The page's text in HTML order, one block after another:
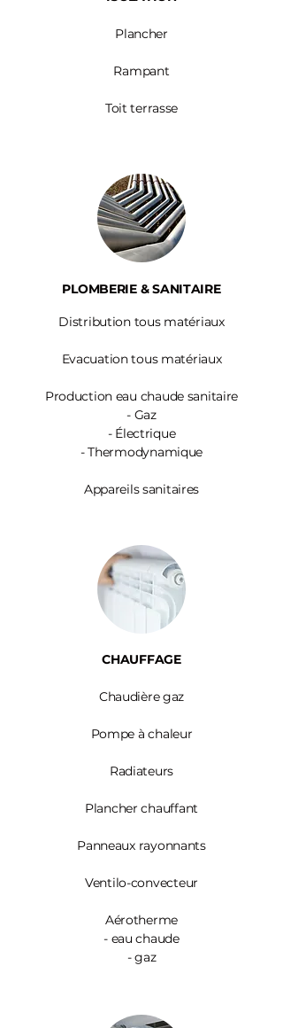
Plancher
Rampant
Toit terrasse
PLOMBERIE & SANITAIRE
Distribution tous matériaux
Evacuation tous matériaux
Production eau chaude sanitaire
- Gaz
- Électrique
- Thermodynamique
Appareils sanitaires
CHAUFFAGE
Chaudière gaz
Pompe à chaleur
Radiateurs
Plancher chauffant
Panneaux rayonnants
Ventilo-convecteur
Aérotherme
- eau chaude
- gaz